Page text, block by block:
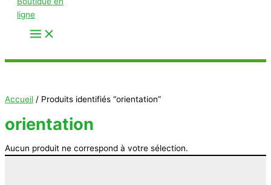
Accueil / Produits identifiés “orientation”
orientation
Aucun produit ne correspond à votre sélection.